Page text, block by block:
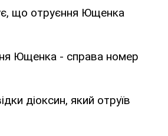
що отруєння Ющенка
Ющенка - справа номер
діоксин, який отруїв